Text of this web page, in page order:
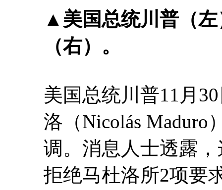
▲美国总统川普（
（右）。
美国总统川普11月
洛（Nicolás Maduro
调。消息人士透露
拒绝马杜洛所2项要